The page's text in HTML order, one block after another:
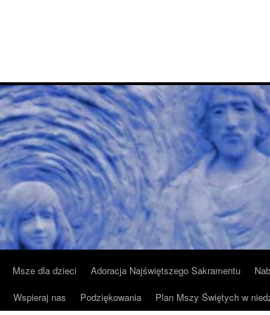
Msze dla dzieci Adoracja Najświętszego Sakramentu
Wspieraj nas Podziękowania Plan Mszy Świętych w